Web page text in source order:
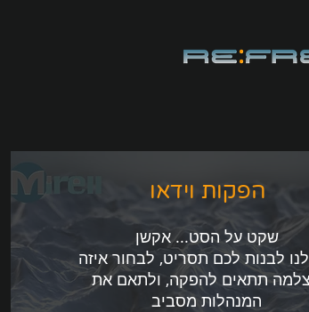
הפקות וידאו
שקט על הסט... אקשן
לבנות לכם תסריט, לבחור איזה
תתאים להפקה, ולתאם את
המנהלות מסביב